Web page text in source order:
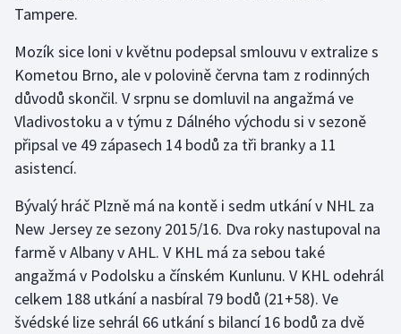
Házená
Jezdectví
Judo
Krasobruslení
Lyže a snowboard
Moderní pětiboj
Motorsport
Tampere.
Mozík sice loni v květnu podepsal smlouvu v extralize s
Kometou Brno, ale v polovině června tam z rodinných
důvodů skončil. V srpnu se domluvil na angažmá ve
Vladivostoku a v týmu z Dálného východu si v sezoně
připsal ve 49 zápasech 14 bodů za tři branky a 11
asistencí.
Bývalý hráč Plzně má na kontě i sedm utkání v NHL za
New Jersey ze sezony 2015/16. Dva roky nastupoval na
farmě v Albany v AHL. V KHL má za sebou také
angažmá v Podolsku a čínském Kunlunu. V KHL odehrál
celkem 188 utkání a nasbíral 79 bodů (21+58). Ve
švédské lize sehrál 66 utkání s bilancí 16 bodů za dvě